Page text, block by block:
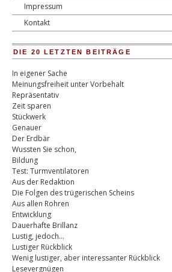
Impressum
Kontakt
DIE 20 LETZTEN BEITRÄGE
In eigener Sache
Meinungsfreiheit unter Vorbehalt
Repräsentativ
Zeit sparen
Stückwerk
Genauer
Der Erdbär
Wussten Sie schon,
Bildung
Test: Turmventilatoren
Aus der Redaktion
Die Folgen des trügerischen Scheins
Aus allen Rohren
Entwicklung
Dauerhafte Brillanz
Lustig, jedoch…
Lustiger Rückblick
Wenig lustiger, aber interessanter Rückblick
Lesevergnügen